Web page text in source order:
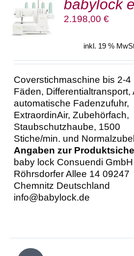
DETAILS
babylock
2.198,00€
inkl. 19 %
Coverstichmaschine bis 2-4
Fäden, Differentialtransport,
automatische Fadenzufuhr,
ExtraordinAir, Zubehörfach,
Staubschutzhaube, 1500
Stiche/min. und
Angaben zur
baby lock Consuendi GmbH
Röhrsdorfer Allee 14 09247
Chemnitz Deutschland
info@babylock.de